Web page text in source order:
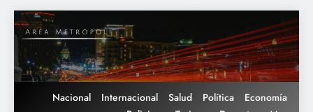
Saltar
al
contenido
Nacional Internacional Salud Política
Economía